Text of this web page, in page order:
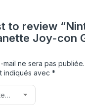
to review
Joy-con
ne sera pas publiée.
indiqués avec *